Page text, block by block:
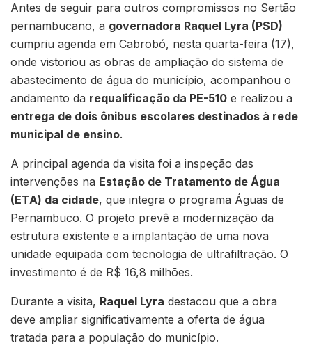
Antes de seguir para outros compromissos no Sertão
pernambucano, a governadora Raquel Lyra (PSD)
cumpriu agenda em Cabrobó, nesta quarta-feira (17),
onde vistoriou as obras de ampliação do sistema de
abastecimento de água do município, acompanhou o
andamento da requalificação da PE-510 e realizou a
entrega de dois ônibus escolares destinados à rede
municipal de ensino.
A principal agenda da visita foi a inspeção das
intervenções na Estação de Tratamento de Água
(ETA) da cidade, que integra o programa Águas de
Pernambuco. O projeto prevê a modernização da
estrutura existente e a implantação de uma nova
unidade equipada com tecnologia de ultrafiltração. O
investimento é de R$ 16,8 milhões.
Durante a visita, Raquel Lyra destacou que a obra
deve ampliar significativamente a oferta de água
tratada para a população do município.